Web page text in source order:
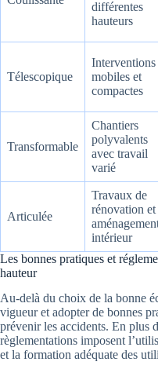
différentes
hauteurs
Télescopique
Interventions
mobiles et
compactes
Transformable
Chantiers
polyvalents
avec travail
varié
Articulée
Travaux de
rénovation et
intérieur
Les bonnes pratiques et
hauteur
Au-delà du choix de la bonne
vigueur et adopter de bonnes
prévenir les accidents. En plus
règlementations imposent
et la formation adéquate des